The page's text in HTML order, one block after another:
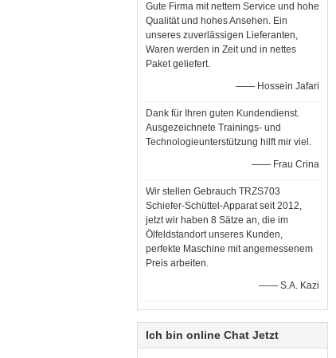
Gute Firma mit nettem Service und hohe
Qualität und hohes Ansehen. Ein
unseres zuverlässigen Lieferanten,
Waren werden in Zeit und in nettes
Paket geliefert.
—— Hossein Jafari
Dank für Ihren guten Kundendienst.
Ausgezeichnete Trainings- und
Technologieunterstützung hilft mir viel.
—— Frau Crina
Wir stellen Gebrauch TRZS703
Schiefer-Schüttel-Apparat seit 2012,
jetzt wir haben 8 Sätze an, die im
Ölfeldstandort unseres Kunden,
perfekte Maschine mit angemessenem
Preis arbeiten.
—— S.A. Kazi
Ich bin online Chat Jetzt